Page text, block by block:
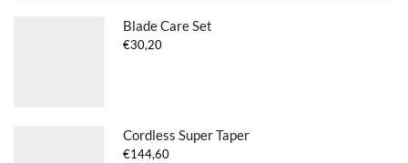
Blade Care Set
€30,20
Cordless Super Taper
€144,60